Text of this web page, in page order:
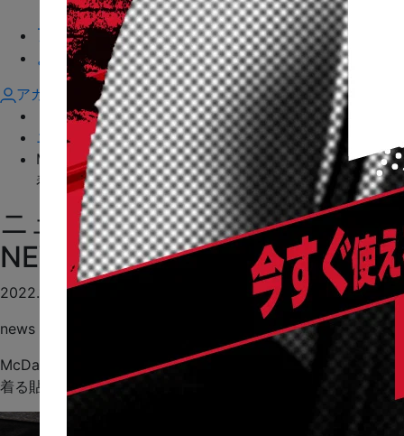
取扱い店舗
アスリート
よくあるご質問
アカウント
トップ>
ニュース>
McDavid x KTTAPE、コンディショニングキャンペーン
着る貼るコンディショニングを体感せよ
ニュース
NEWS
2022.11.01
news
McDavid x KTTAPE、コンディショニングキャンペーン
着る貼るコンディショニングを体感せよ